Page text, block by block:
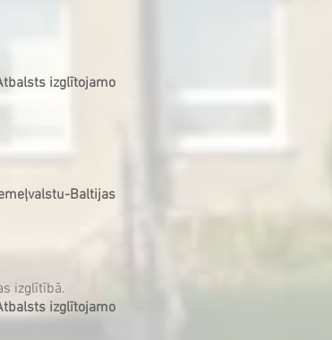
izglītojamo
Baltijas
izglītībā.
izglītojamo